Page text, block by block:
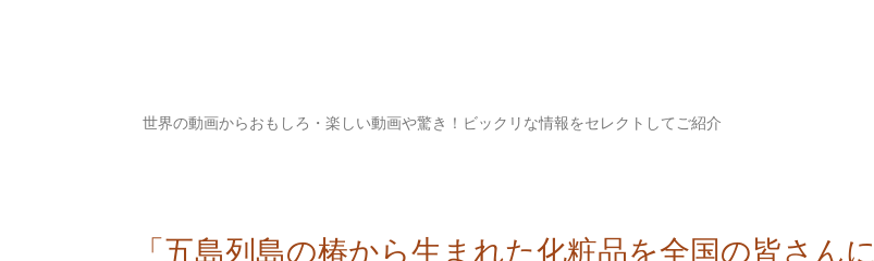
世界の動画からおもしろ・楽しい動画や驚き！ビックリな情報をセレクトしてご紹介
「五島列島の椿から生まれた化粧品を全国の皆さんに